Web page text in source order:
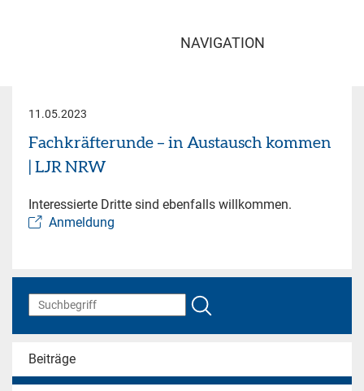
NAVIGATION
11.05.2023
Fachkräfterunde – in Austausch kommen
| LJR NRW
Interessierte Dritte sind ebenfalls willkommen.
Anmeldung
Beiträge